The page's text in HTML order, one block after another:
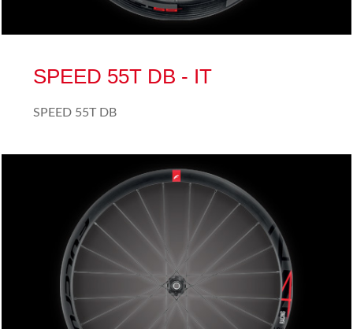
SPEED 55T DB - IT
SPEED 55T DB